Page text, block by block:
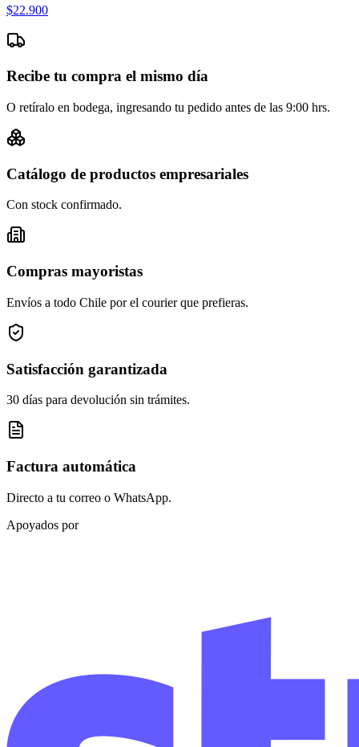
$22.900
Recibe tu compra el mismo día
O retíralo en bodega, ingresando tu pedido antes de las 9:00 hrs.
Catálogo de productos empresariales
Con stock confirmado.
Compras mayoristas
Envíos a todo Chile por el courier que prefieras.
Satisfacción garantizada
30 días para devolución sin trámites.
Factura automática
Directo a tu correo o WhatsApp.
Apoyados por